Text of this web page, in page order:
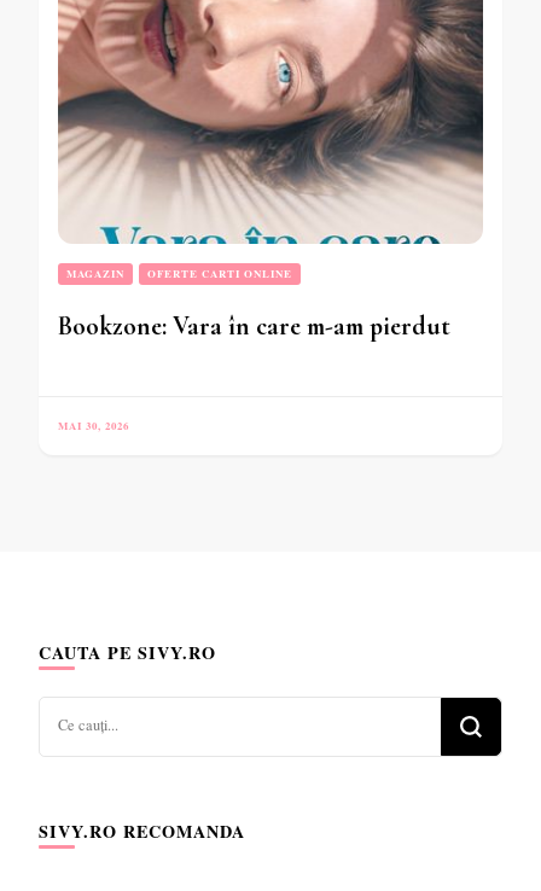
MAGAZIN OFERTE CARTI ONLINE
Bookzone: Vara în care m-am pierdut
MAI 30, 2026
CAUTA PE SIVY.RO
SIVY.RO RECOMANDA